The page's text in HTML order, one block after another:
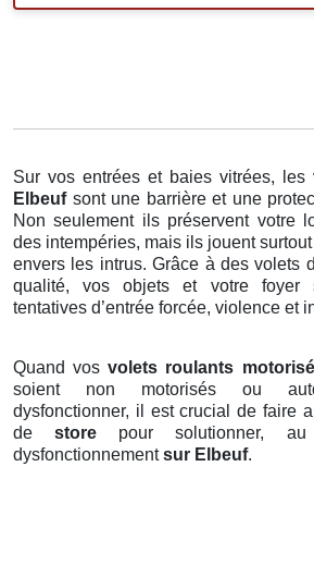
Sur vos entrées et baies vitrées, les
Elbeuf sont une barrière et une
Non seulement ils préservent votre
des intempéries, mais ils jouent
envers les intrus. Grâce à des volets
qualité, vos objets et votre foyer
tentatives d’entrée forcée, violence et
Quand vosvolets roulants
soient non motorisés ou
dysfonctionner, il est crucial de faire
destore pour solutionner,
dysfonctionnementsur Elbeuf.